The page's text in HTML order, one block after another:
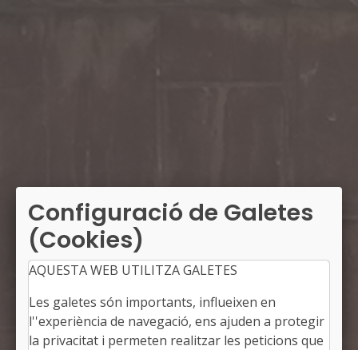
Configuració de Galetes
(Cookies)
AQUESTA WEB UTILITZA GALETES
Les galetes són importants, influeixen en
l''experiència de navegació, ens ajuden a protegir
la privacitat i permeten realitzar les peticions que